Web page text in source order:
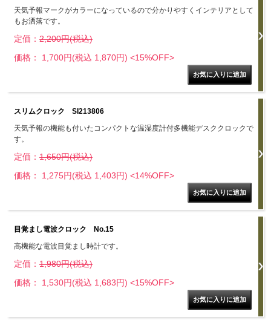
天気予報マークがカラーになっているので分かりやすくインテリアとして
もお洒落です。
定価： 2,200円(税込)
価格： 1,700円(税込 1,870円) <15%OFF>
スリムクロック SI213806
天気予報の機能も付いたコンパクトな温湿度計付多機能デスククロックで
す。
定価： 1,650円(税込)
価格： 1,275円(税込 1,403円) <14%OFF>
目覚まし電波クロック No.15
高機能な電波目覚まし時計です。
定価： 1,980円(税込)
価格： 1,530円(税込 1,683円) <15%OFF>